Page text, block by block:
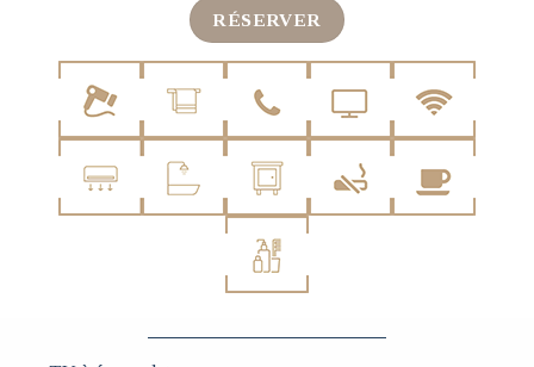
RÉSERVER